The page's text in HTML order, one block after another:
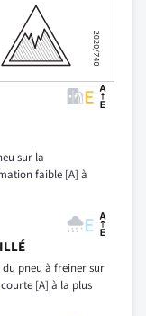
sur la
faible [A] à
pneu à freiner sur
[A] à la plus